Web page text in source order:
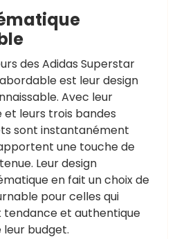
des Adidas Superstar
est leur design
Avec leur
leurs trois bandes
sont instantanément
une touche de
Leur design
en fait un choix de
pour celles qui
et authentique
budget.